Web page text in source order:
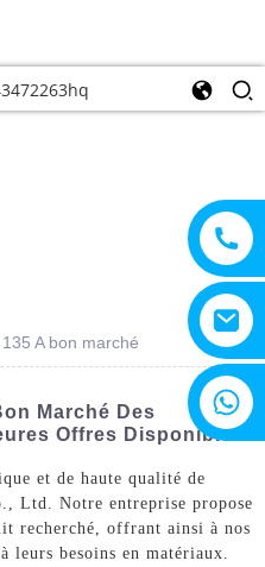
A bon marché
Marché Des
Offres Disponibles
et de haute qualité de
Ltd. Notre entreprise propose
recherché, offrant ainsi à nos
leurs besoins en matériaux.